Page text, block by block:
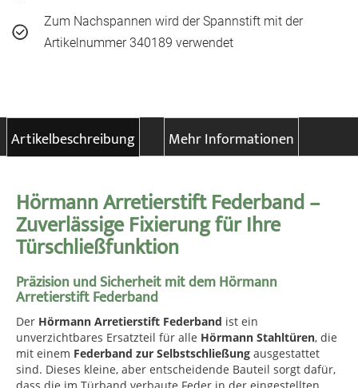
Zum Nachspannen wird der Spannstift mit der
Artikelnummer 340189 verwendet
Artikelbeschreibung Mehr Informationen
Hörmann Arretierstift Federband –
Zuverlässige Fixierung für Ihre
Türschließfunktion
Präzision und Sicherheit mit dem Hörmann
Arretierstift Federband
Der Hörmann Arretierstift Federband ist ein
unverzichtbares Ersatzteil für alle Hörmann Stahltüren, die
mit einem Federband zur Selbstschließung ausgestattet
sind. Dieses kleine, aber entscheidende Bauteil sorgt dafür,